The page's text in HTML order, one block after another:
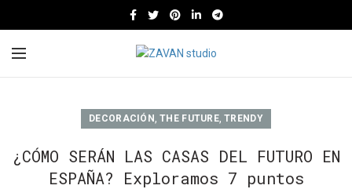
DECORACIÓN,THE FUTURE,TRENDY
¿CÓMO SERÁN LAS CASAS DEL FUTURO EN
ESPAÑA? Exploramos 7 puntos